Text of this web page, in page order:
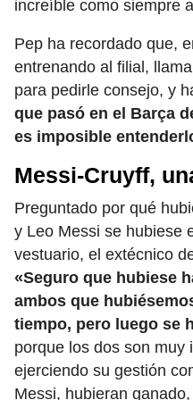
increíble como siempre
Pep ha recordado que,
entrenando al filial,
para pedirle consejo, y
que pasó en el Barça
es imposible
Messi-Cruyff,
Preguntado por qué
y Leo Messi se hubiese
vestuario, el extécnico
«Seguro que hubiese
ambos que
tiempo, pero luego se
porque los dos son muy
ejerciendo su gestión
Messi, hubieran